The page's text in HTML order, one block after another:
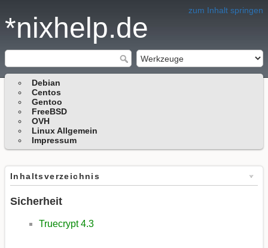
zum Inhalt springen
*nixhelp.de
Debian
Centos
Gentoo
FreeBSD
OVH
Linux Allgemein
Impressum
Inhaltsverzeichnis
Sicherheit
Truecrypt 4.3